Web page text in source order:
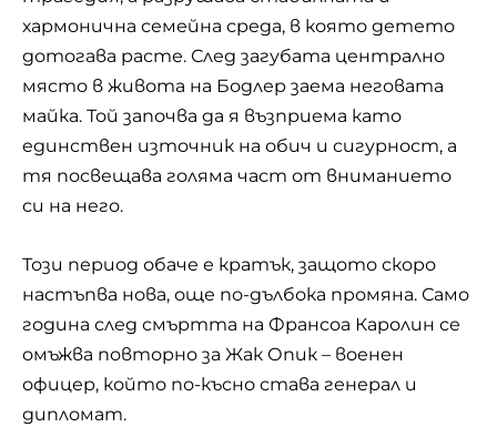
хармонична семейна среда, в която детето
дотогава расте. След загубата централно
място в живота на Бодлер заема неговата
майка. Той започва да я възприема като
единствен източник на обич и сигурност, а
тя посвещава голяма част от вниманието
си на него.
Този период обаче е кратък, защото скоро
настъпва нова, още по-дълбока промяна. Само
година след смъртта на Франсоа Каролин се
омъжва повторно за Жак Опик – военен
офицер, който по-късно става генерал и
дипломат.